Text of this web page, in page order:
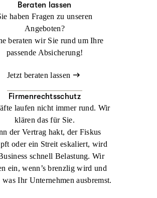
Beraten lassen
haben Fragen zu unseren
Angeboten?
beraten wir Sie rund um Ihre
passende Absicherung!
Jetzt beraten lassen
Firmenrechtsschutz
laufen nicht immer rund. Wir
klären das für Sie.
der Vertrag hakt, der Fiskus
oder ein Streit eskaliert, wird
schnell Belastung. Wir
ein, wenn’s brenzlig wird und
was Ihr Unternehmen ausbremst.